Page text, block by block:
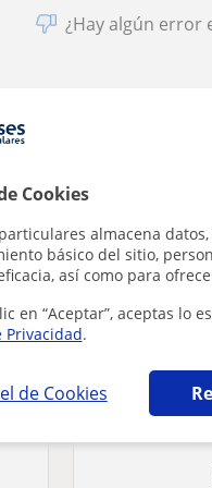
Cookies
almacena
básico del sitio,
así como para
en “Aceptar”, aceptas lo
Privacidad.
de Cookies
¿Hay algún error
en Santa